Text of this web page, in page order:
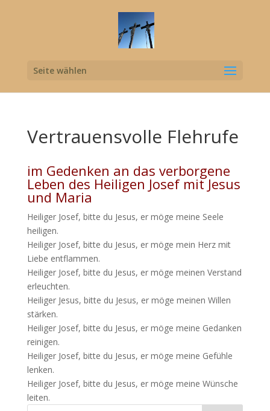
Seite wählen
Vertrauensvolle Flehrufe
im Gedenken an das verborgene
Leben des Heiligen Josef mit Jesus
und Maria
Heiliger Josef, bitte du Jesus, er möge meine Seele
heiligen.
Heiliger Josef, bitte du Jesus, er möge mein Herz mit
Liebe entflammen.
Heiliger Josef, bitte du Jesus, er möge meinen Verstand
erleuchten.
Heiliger Jesus, bitte du Jesus, er möge meinen Willen
stärken.
Heiliger Josef, bitte du Jesus, er möge meine Gedanken
reinigen.
Heiliger Josef, bitte du Jesus, er möge meine Gefühle
lenken.
Heiliger Josef, bitte du Jesus, er möge meine Wünsche
leiten.